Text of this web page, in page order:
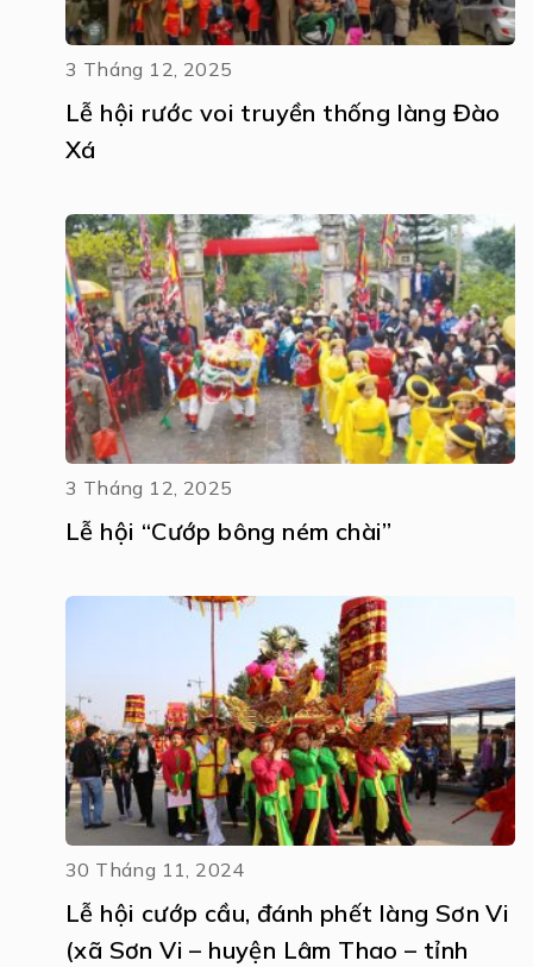
3 Tháng 12, 2025
Lễ hội rước voi truyền thống làng Đào
Xá
3 Tháng 12, 2025
Lễ hội “Cướp bông ném chài”
30 Tháng 11, 2024
Lễ hội cướp cầu, đánh phết làng Sơn Vi
(xã Sơn Vi – huyện Lâm Thao – tỉnh